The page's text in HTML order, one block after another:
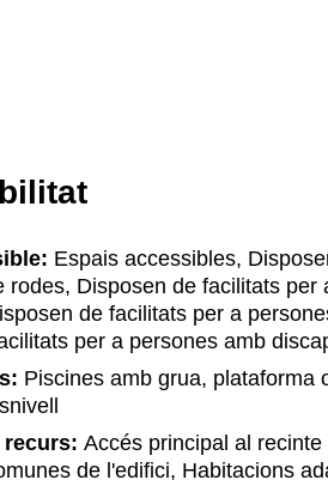
Espais accessibles,
rodes, Disposen de facilitats per
de facilitats per a
per a persones amb
Piscines amb grua, plataforma
recurs: Accés principal al
de l'edifici, Habitacions